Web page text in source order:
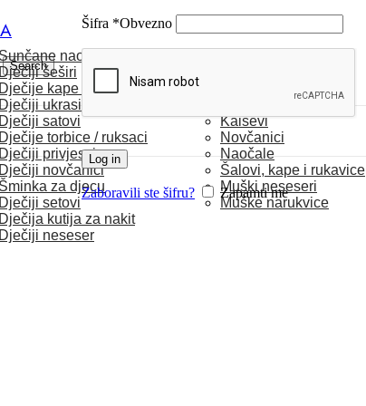
Search
Šifra *Obvezno
Log in
Zaboravili ste šifru? Zapamti me
Sunčane naočale
Dječiji šeširi
kape / rukavice
Dječiji ukrasi za kosu
Dječiji satovi
Dječije torbice / ruksaci
Dječiji privjesci
Dječiji novčanici
Šminka za djecu
Dječiji setovi
Dječija kutija za nakit
Dječiji neseser
Kaiševi
Novčanici
Naočale
Šalovi, kape i rukavice
Muški neseseri
Muške narukvice